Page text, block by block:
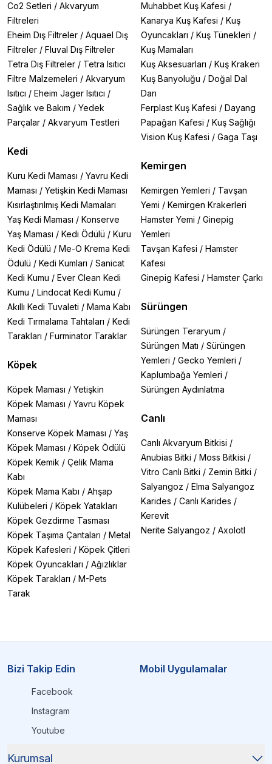
Co2 Setleri / Akvaryum
Filtreleri
Eheim Dış Filtreler / Aquael Dış
Filtreler / Fluval Dış Filtreler
Tetra Dış Filtreler / Tetra Isıtıcı
Filtre Malzemeleri / Akvaryum
Isıtıcı / Eheim Jager Isıtıcı /
Sağlık ve Bakım / Yedek
Parçalar / Akvaryum Testleri
Kedi
Kuru Kedi Maması / Yavru Kedi
Maması / Yetişkin Kedi Maması
Kısırlaştırılmış Kedi Mamaları
Yaş Kedi Maması / Konserve
Yaş Maması / Kedi Ödülü / Kuru
Kedi Ödülü / Me-O Krema Kedi
Ödülü / Kedi Kumları / Sanicat
Kedi Kumu / Ever Clean Kedi
Kumu / Lindocat Kedi Kumu /
Akıllı Kedi Tuvaleti / Mama Kabı
Kedi Tırmalama Tahtaları / Kedi
Tarakları / Furminator Taraklar
Köpek
Köpek Maması / Yetişkin
Köpek Maması / Yavru Köpek
Maması
Konserve Köpek Maması / Yaş
Köpek Maması / Köpek Ödülü
Köpek Kemik / Çelik Mama
Kabı
Köpek Mama Kabı / Ahşap
Kulübeleri / Köpek Yatakları
Köpek Gezdirme Tasması
Köpek Taşıma Çantaları / Metal
Köpek Kafesleri / Köpek Çitleri
Köpek Oyuncakları / Ağızlıklar
Köpek Tarakları / M-Pets
Tarak
Muhabbet Kuş Kafesi /
Kanarya Kuş Kafesi / Kuş
Oyuncakları / Kuş Tünekleri /
Kuş Mamaları
Kuş Aksesuarları / Kuş Krakeri
Kuş Banyoluğu / Doğal Dal
Darı
Ferplast Kuş Kafesi / Dayang
Papağan Kafesi / Kuş Sağlığı
Vision Kuş Kafesi / Gaga Taşı
Kemirgen
Kemirgen Yemleri / Tavşan
Yemi / Kemirgen Krakerleri
Hamster Yemi / Ginepig
Yemleri
Tavşan Kafesi / Hamster
Kafesi
Ginepig Kafesi / Hamster Çarkı
Sürüngen
Sürüngen Teraryum /
Sürüngen Matı / Sürüngen
Yemleri / Gecko Yemleri /
Kaplumbağa Yemleri /
Sürüngen Aydınlatma
Canlı
Canlı Akvaryum Bitkisi /
Anubias Bitki / Moss Bitkisi /
Vitro Canlı Bitki / Zemin Bitki /
Salyangoz / Elma Salyangoz
Karides / Canlı Karides /
Kerevit
Nerite Salyangoz / Axolotl
Bizi Takip Edin
Facebook
Instagram
Youtube
Mobil Uygulamalar
Kurumsal